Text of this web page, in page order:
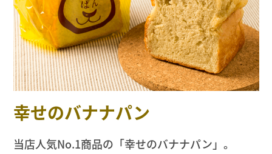
幸せのバナナパン
当店人気No.1商品の「幸せのバナナパン」。